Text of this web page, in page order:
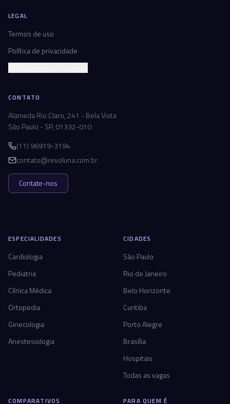
LEGAL
Termos de uso
Política de privacidade
CONTATO
Alameda Rio Claro, 241 - Bela Vista
São Paulo - SP, 01332-010
(11) 96919-3194
contato@revoluna.com.br
Contate-nos
ESPECIALIDADES
Cardiologia
Pediatria
Clínica Médica
Ortopedia
Ginecologia
Anestesiologia
CIDADES
São Paulo
Rio de Janeiro
Belo Horizonte
Curitiba
Porto Alegre
Brasília
Hospitais
Todas as vagas
COMPARATIVOS PARA QUEM É